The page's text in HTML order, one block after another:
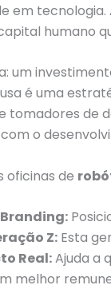
em tecnologia.
humano
um
é uma
tomadores de
o
oficinas de
Z: Esta
Real:Ajuda a
melhor